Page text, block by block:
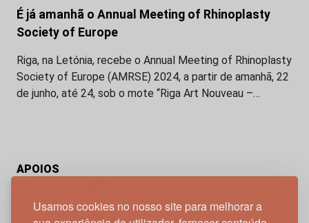
Usamos cookies no nosso site para melhorar a
É já amanhã o Annual Meeting of Rhinoplasty
Society of Europe
Riga, na Letónia, recebe o Annual Meeting of Rhinoplasty
Society of Europe (AMRSE) 2024, a partir de amanhã, 22
de junho, até 24, sob o mote “Riga Art Nouveau –…
APOIOS